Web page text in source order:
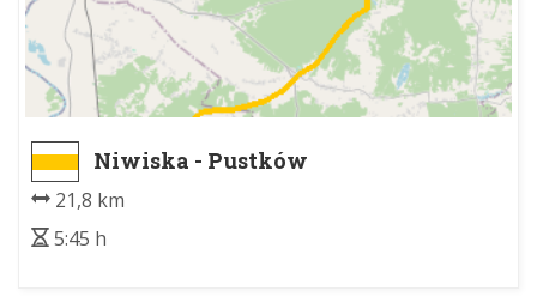
Niwiska - Pustków
21,8 km
5:45 h